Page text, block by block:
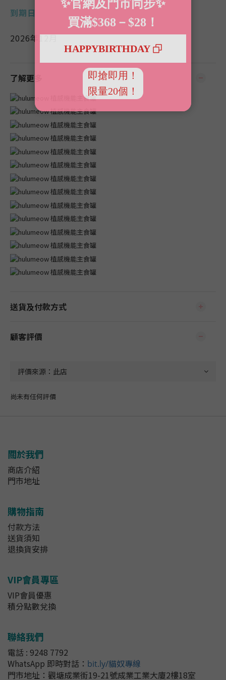
到期日
2026年12月
了解更多
送貨及付款方式
顧客評價
尚未有任何評價
關於我們
商店介紹
門市地址
購物指南
付款方法
送貨須知
退換貨安排
VIP會員專區
VIP會員優惠
積分點數兌換
聯絡我們
電話 : 9248 7792
WhatsApp 即時對話 ： bit.ly/貓奴專線
門市地址： 觀塘成業街19-21號成業工業大廈2樓18室